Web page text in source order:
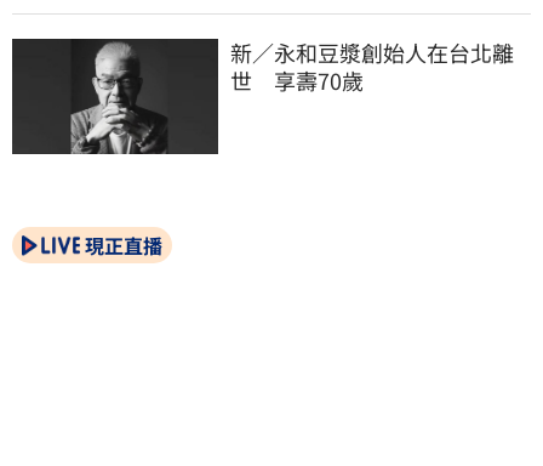
新／永和豆漿創始人在台北離
世　享壽70歲
現正直播